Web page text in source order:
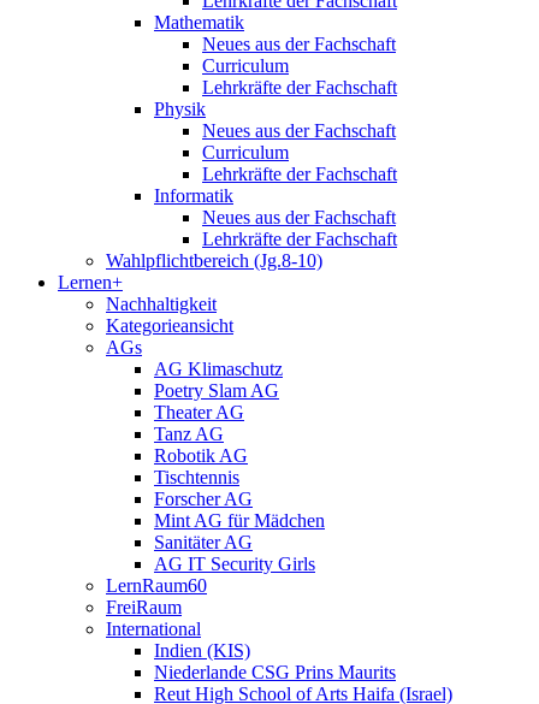
Mathematik
Neues aus der Fachschaft
Curriculum
Lehrkräfte der Fachschaft
Physik
Neues aus der Fachschaft
Curriculum
Lehrkräfte der Fachschaft
Informatik
Neues aus der Fachschaft
Lehrkräfte der Fachschaft
Wahlpflichtbereich (Jg.8-10)
Lernen+
Nachhaltigkeit
Kategorieansicht
AGs
AG Klimaschutz
Poetry Slam AG
Theater AG
Tanz AG
Robotik AG
Tischtennis
Forscher AG
Mint AG für Mädchen
Sanitäter AG
AG IT Security Girls
LernRaum60
FreiRaum
International
Indien (KIS)
Niederlande CSG Prins Maurits
Reut High School of Arts Haifa (Israel)